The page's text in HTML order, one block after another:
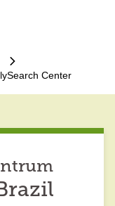
Center